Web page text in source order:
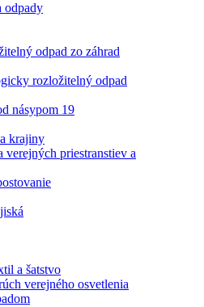
odpady
odpad zo záhrad
rozložitelný odpad
násypom 19
krajiny
verejných priestranstiev a
a šatstvo
verejného osvetlenia